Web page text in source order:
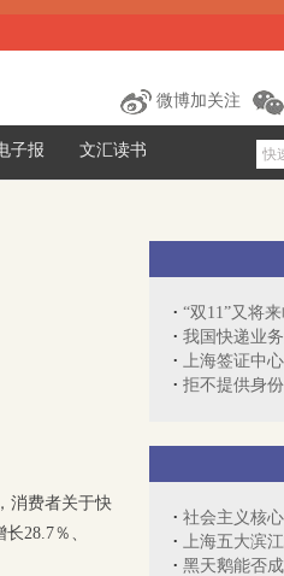
微博加关注
子报 文汇读书
消费者关于快
28.7％、